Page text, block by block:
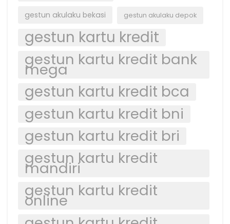
gestun akulaku bekasi gestun akulaku depok
gestun kartu kredit
gestun kartu kredit bank
mega
gestun kartu kredit bca
gestun kartu kredit bni
gestun kartu kredit bri
gestun kartu kredit
mandiri
gestun kartu kredit
online